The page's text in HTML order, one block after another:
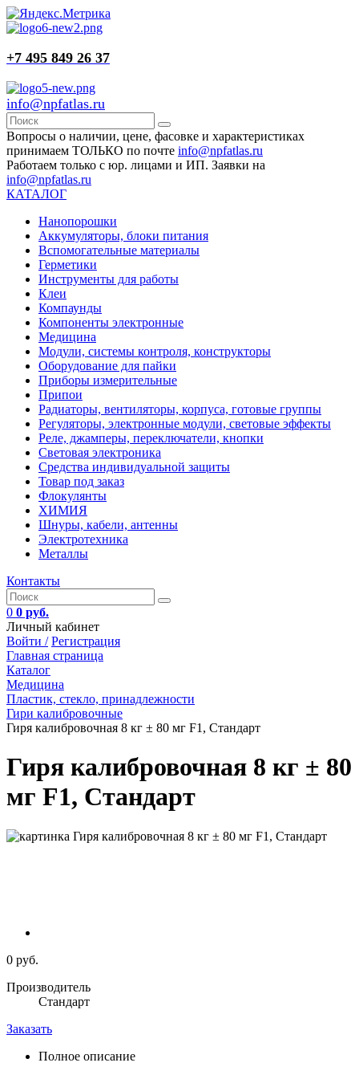
+7 495 849 26 37
info@npfatlas.ru
Вопросы о наличии, цене, фасовке и характеристиках
принимаем ТОЛЬКО по почте info@npfatlas.ru
Работаем только с юр. лицами и ИП. Заявки на
info@npfatlas.ru
КАТАЛОГ
Нанопорошки
Аккумуляторы, блоки питания
Вспомогательные материалы
Герметики
Инструменты для работы
Клеи
Компаунды
Компоненты электронные
Медицина
Модули, системы контроля, конструкторы
Оборудование для пайки
Приборы измерительные
Припои
Радиаторы, вентиляторы, корпуса, готовые группы
Регуляторы, электронные модули, световые эффекты
Реле, джамперы, переключатели, кнопки
Световая электроника
Средства индивидуальной защиты
Товар под заказ
Флокулянты
ХИМИЯ
Шнуры, кабели, антенны
Электротехника
Металлы
Контакты
0 0 руб.
Личный кабинет
Войти / Регистрация
Главная страница
Каталог
Медицина
Пластик, стекло, принадлежности
Гири калибровочные
Гиря калибровочная 8 кг ± 80 мг F1, Стандарт
Гиря калибровочная 8 кг ± 80
мг F1, Стандарт
0 руб.
Производитель
Стандарт
Заказать
Полное описание